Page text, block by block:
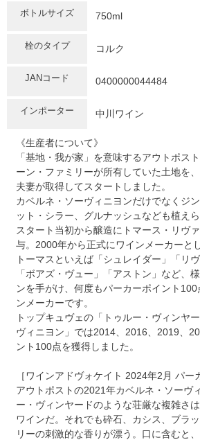
ボトルサイズ 750ml
栓のタイプ コルク
JANコード 0400000044484
インポーター 中川ワイン
《生産者について》
「基地・我が家」を意味するアウトポス
ーン・ファミリーが所有していた土地を
夫妻が取得してスタートしました。
カベルネ・ソーヴィニヨンだけでなくジ
ット・シラー、グルナッシュなども植えら
スタート当初から醸造にトマース・リヴ
与。2000年から正式にワインメーカーと
トーマスといえば「シュレイダー」「リ
「ボアズ・ヴュー」「アストン」など、
ンを手がけ、何度もパーカーポイント
ンメーカーです。
トップキュヴェの「トゥルー・ヴィンヤ
ヴィニヨン」では2014、2016、2019、
ント100点を獲得しました。
［ワインアドヴォケイト 2024年2月 パー
アウトポストの2021年カベルネ・ソーヴ
ー・ヴィンヤードのような荘厳な複雑さ
ワインだ。それでも砕石、カシス、ブラ
リーの刺激的な香りが漂う。口に含むと